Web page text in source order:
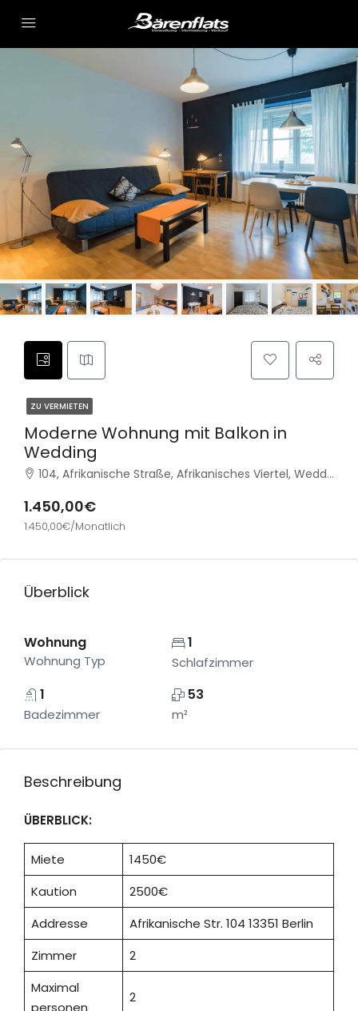
ZU VERMIETEN
Moderne Wohnung mit Balkon in
Wedding
104, Afrikanische Straße, Afrikanisches Viertel, Wedding, Mitte, Berlin, 13351, Deutschland
1.450,00€
1.450,00€/Monatlich
Überblick
Wohnung
Wohnung Typ
1
Schlafzimmer
1
Badezimmer
53
m²
Beschreibung
ÜBERBLICK:
Miete
1450€
Kaution
2500€
Addresse
Afrikanische Str. 104 13351 Berlin
Zimmer
2
Maximal
personen
2